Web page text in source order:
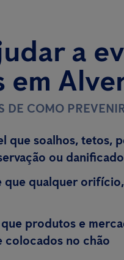
a
em
DE COMO
que soalhos, tetos,
ou
que qualquer
produtos e
colocados no chão